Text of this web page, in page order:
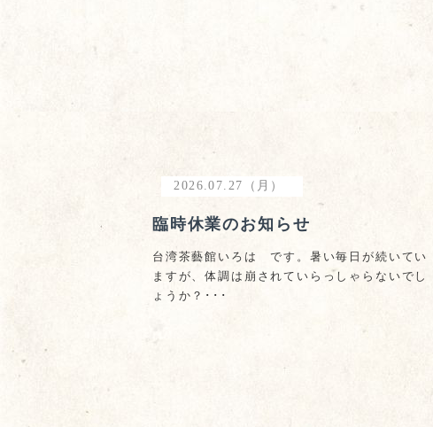
2026.07.27（月）
臨時休業のお知らせ
台湾茶藝館いろは です。暑い毎日が続いてい
ますが、体調は崩されていらっしゃらないでし
ょうか？･･･